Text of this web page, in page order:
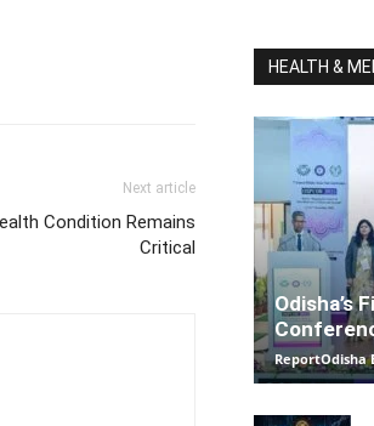
Next article
Condition Remains
Critical
HEALTH &
Odisha’s
ReportOdisha